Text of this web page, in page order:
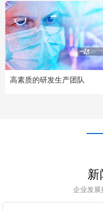
高素质的研发生产团队
新
企业发展